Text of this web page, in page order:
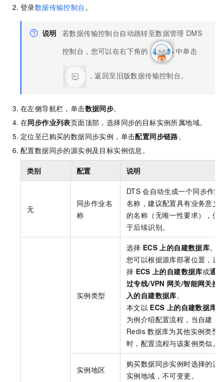
登录数据传输控制台 。
说明 若数据传输控制台自动跳转至数据管理 DMS
控制台，您可以在右下角的
中单击
，返回至旧版数据传输控制台。
在左侧导航栏，单击数据同步。
在同步作业列表页面顶部，选择同步的目标实例所属地域。
定位至已购买的数据同步实例，单击配置同步链路。
配置数据同步的源实例及目标实例信息。
类别 配置 说明
无
同步作业名
称
DTS 会自动生成一个同步作业
名称，建议配置具有业务意义
的名称（无唯一性要求），便
于后续识别。
实例类型
选择 ECS 上的自建数据库。
您可以根据源库部署位置，选
择 ECS 上的自建数据库或通
过专线/VPN 网关/智能网关接
入的自建数据库。
本文以 ECS 上的自建数据库
为例介绍配置流程，当自建
Redis 数据库为其他实例类型
时，配置流程与该案例类似。
实例地区
购买数据同步实例时选择的源
实例地域，不可变更。